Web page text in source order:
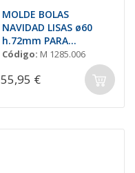
MOLDE BOLAS
NAVIDAD LISAS ø60
h.72mm PARA
ROTATIVA
Código: M 1285.006
55,95 €